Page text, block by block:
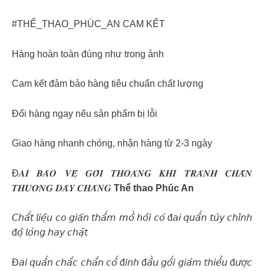
#THỂ_THAO_PHÚC_AN CAM KẾT
Hàng hoàn toàn đúng như trong ảnh
Cam kết đảm bảo hàng tiêu chuẩn chất lượng
Đổi hàng ngay nếu sản phẩm bị lỗi
Giao hàng nhanh chóng, nhận hàng từ 2-3 ngày
Đ𝑨𝑰 𝑩𝑨̉𝑶 𝑽𝑬̣̂ 𝑮𝑶̂́𝑰 𝑻𝑯𝑶𝑨́𝑵𝑮 𝑲𝑯𝑰́ 𝑻𝑹𝑨́𝑵𝑯 𝑪𝑯𝑨̂́𝑵
𝑻𝑯𝑼̛𝑶̛𝑵𝑮 𝑫𝑨̂𝒀 𝑪𝑯𝑨̆̀𝑵𝑮 Thể thao Phúc An
𝘊𝘩𝘢̂́𝘵 𝘭𝘪𝘦̣̂𝘶 𝘤𝘰 𝘨𝘪𝘢̃𝘯 𝘵𝘩𝘢̂́𝘮 𝘮𝘰̂̀ 𝘩𝘰̂𝘪 𝘤𝘰́ đ𝘢𝘪 𝘲𝘶𝘢̂́𝘯 𝘵𝘶̀𝘺 𝘤𝘩𝘪̉𝘯𝘩
đ𝘰̣̂ 𝘭𝘰̉𝘯𝘨 𝘩𝘢𝘺 𝘤𝘩𝘢̣̆𝘵
Đ𝘢𝘪 𝘲𝘶𝘢̂́𝘯 𝘤𝘩𝘢̆́𝘤 𝘤𝘩𝘢̆́𝘯 𝘤𝘰̂́ đ𝘪𝘯𝘩 đ𝘢̂̀𝘶 𝘨𝘰̂́𝘪 𝘨𝘪𝘢̉𝘮 𝘵𝘩𝘪𝘦̂̉𝘶 đ𝘶̛𝘰̛̣𝘤